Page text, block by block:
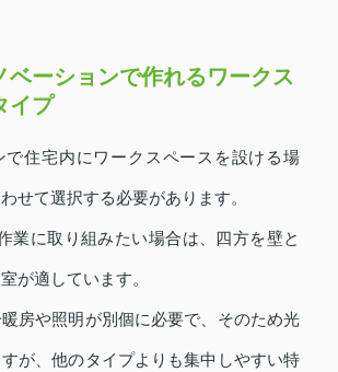
ベーションで作れるワークス
イプ
で住宅内にワークスペースを設ける場
せて選択する必要があります。
業に取り組みたい場合は、四方を壁と
が適しています。
房や照明が別個に必要で、そのため光
が、他のタイプよりも集中しやすい特